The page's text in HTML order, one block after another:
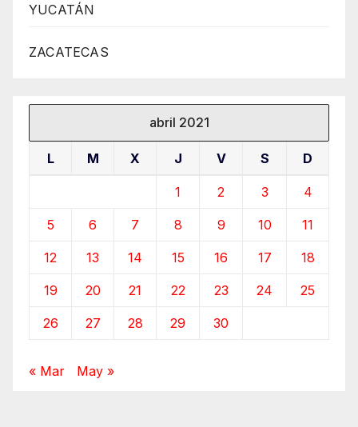
YUCATÁN
ZACATECAS
abril 2021
L M X J V S D
1 2 3 4
5 6 7 8 9 10 11
12 13 14 15 16 17 18
19 20 21 22 23 24 25
26 27 28 29 30
« Mar May »